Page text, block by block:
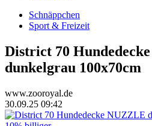
Schnäppchen
Sport & Freizeit
District 70
dunkelgrau 100x70cm
www.zooroyal.de
30.09.25 09:42